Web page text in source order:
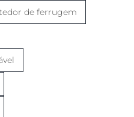
de ferrugem